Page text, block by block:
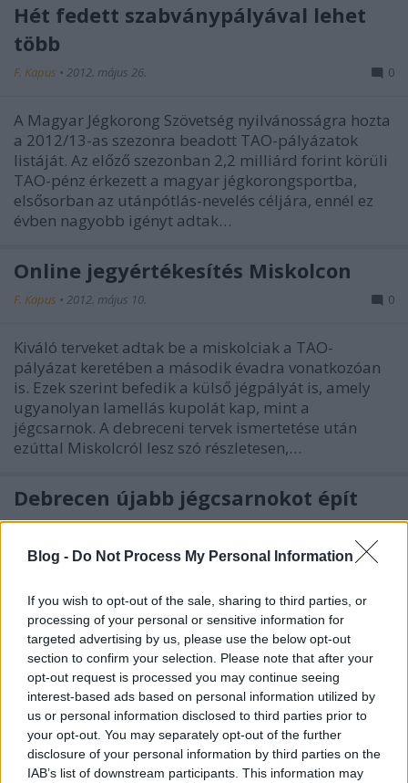
Blog - Do Not Process My Personal Information
If you wish to opt-out of the sale, sharing to third parties, or
processing of your personal or sensitive information for
targeted advertising by us, please use the below opt-out
section to confirm your selection. Please note that after your
opt-out request is processed you may continue seeing
interest-based ads based on personal information utilized by
us or personal information disclosed to third parties prior to
your opt-out. You may separately opt-out of the further
disclosure of your personal information by third parties on the
IAB’s list of downstream participants. This information may
Hét fedett szabványpályával lehet
több
F. Kapus • 2012. május 26. 0
A Magyar Jégkorong Szövetség nyilvánosságra hozta
a 2012/13-as szezonra beadott TAO-pályázatok
listáját. Az előző szezonban 2,2 milliárd forint körüli
TAO-pénz érkezett a magyar jégkorongsportba,
elsősorban az utánpótlás-nevelés céljára, ennél ez
évben nagyobb igényt adtak…
Online jegyértékesítés Miskolcon
F. Kapus • 2012. május 10. 0
Kiváló terveket adtak be a miskolciak a TAO-
pályázat keretében a második évadra vonatkozóan
is. Ezek szerint befedik a külső jégpályát is, amely
ugyanolyan lamellás kupolát kap, mint a
jégcsarnok. A debreceni tervek ismertetése után
ezúttal Miskolcról lesz szó részletesen,…
Debrecen újabb jégcsarnokot épít
F. Kapus•2012. május 08. 0
vonatkozó TAO-pályázatok beadási határideje. A
szövetséghez tucatnyi olyan pályamű érkezett,
amely létesítményfejlesztéssel kapcsolatos. Ha a
tervek megvalósulnak, akkor néhány új pályával
gazdagodik Magyarország, és még több…
TAO-fronton teljes a káosz
F. Kapus•2012. március 30.